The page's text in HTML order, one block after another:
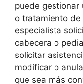
puede gestionar
o tratamiento
especialista
cabecera o
solicitar
modificar o
que sea más